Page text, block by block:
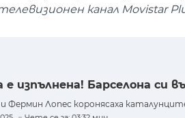
канал Movistar
е изпълнена! Барселона си
Фермин Лопес коронясаха